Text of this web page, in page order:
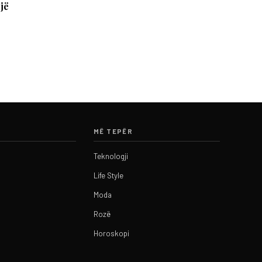
MË TEPËR
Teknologji
Life Style
Moda
Rozë
Horoskopi